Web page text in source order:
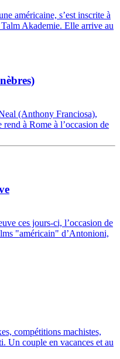
américaine, s’est inscrite à
Akademie. Elle arrive au
(Anthony Franciosa),
rend à Rome à l’occasion de
ces jours-ci, l’occasion de
"américain" d’Antonioni,
compétitions machistes,
Un couple en vacances et au